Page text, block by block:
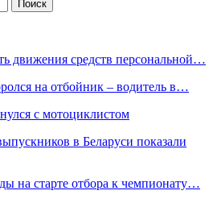
движения средств персональной…
на отбойник – водитель в…
с мотоциклистом
в Беларуси показали
на старте отбора к чемпионату…